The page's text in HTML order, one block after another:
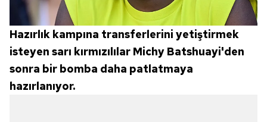
Hazırlık kampına transferlerini yetiştirmek
isteyen sarı kırmızılılar Michy Batshuayi'den
sonra bir bomba daha patlatmaya
hazırlanıyor.